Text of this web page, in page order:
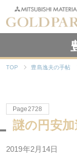
TOP 豊島逸夫の手帖
Page2728
謎の円安加
2019年2月14日